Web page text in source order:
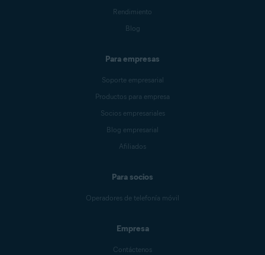
Rendimiento
Blog
Para empresas
Soporte empresarial
Productos para empresa
Socios empresariales
Blog empresarial
Afiliados
Para socios
Operadores de telefonía móvil
Empresa
Contáctenos